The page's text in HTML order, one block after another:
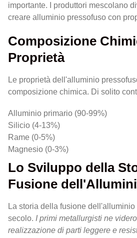
importante. I produttori mescolano
creare alluminio pressofuso con
Composizione
Proprietà
Le proprietà dell'alluminio
composizione chimica. Di solito
Alluminio primario (90-99%)
Silicio (4-13%)
Rame (0-5%)
Magnesio (0-3%)
Lo Sviluppo della
Fusione
La storia della fusione
secolo. I primi metallurgisti ne
realizzazione di parti leggere e